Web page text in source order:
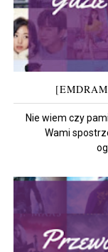
Nie wiem czy
Wami